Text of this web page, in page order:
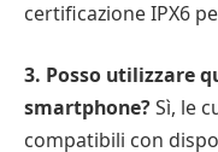
certificazione IPX6
3. Posso utilizzare
smartphone?Sì, le
compatibili con